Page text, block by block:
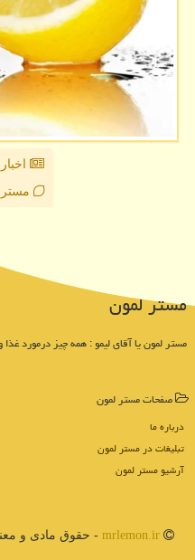
مستر لمون
مستر لمون یا آقای لیمو : همه چیز درمورد
صفحات مستر لمون
درباره ما
تبلیغات در مستر لمون
آرشیو مستر لمون
mrlemon.ir - حقوق مادی و